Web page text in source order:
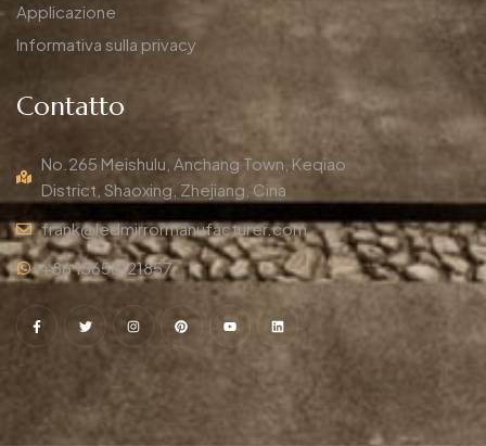
Applicazione
Informativa sulla privacy
Contatto
No.265 Meishulu, Anchang Town, Keqiao
District, Shaoxing, Zhejiang, Cina
frank@ledmirrormanufacturer.com
+86 15658121857